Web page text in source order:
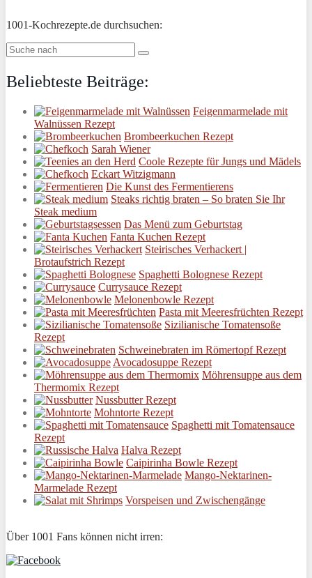
1001-Kochrezepte.de durchsuchen:
Beliebteste Beiträge:
Feigenmarmelade mit
Walnüssen Rezept
Brombeerkuchen Rezept
Sarah Wiener
Coole Rezepte für Jungs und Mädels
Eckart Witzigmann
Die Kunst des Fermentierens
Steaks richtig braten – So braten Sie Ihr
Steak medium
Das Menü zum Geburtstag
Fanta Kuchen Rezept
Steirisches Verhackert |
Brotaufstrich Rezept
Spaghetti Bolognese Rezept
Currysauce Rezept
Melonenbowle Rezept
Pasta mit Meeresfrüchten Rezept
Sizilianische Tomatensoße
Rezept
Schweinebraten im Römertopf Rezept
Avocadosuppe Rezept
Möhrensuppe aus dem
Thermomix Rezept
Nussbutter Rezept
Mohntorte Rezept
Spaghetti mit Tomatensauce
Rezept
Halva Rezept
Caipirinha Bowle Rezept
Mango-Nektarinen-
Marmelade Rezept
Vorspeisen und Zwischengänge
Über 1001 Fans können nicht irren: